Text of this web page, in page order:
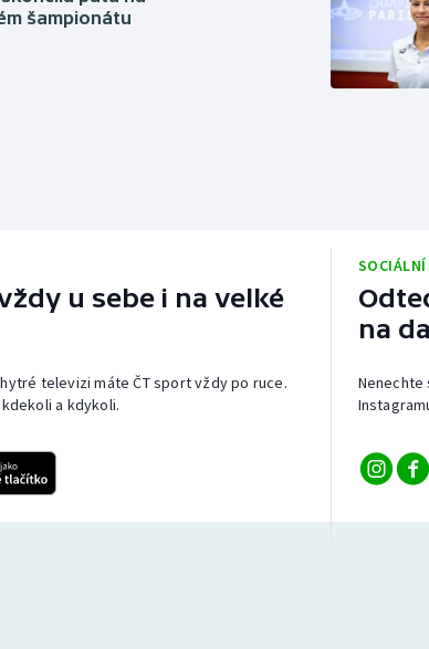
šampionátu
u sebe i na velké
televizi máte ČT sport vždy po ruce.
a kdykoli.
na
Nenechte